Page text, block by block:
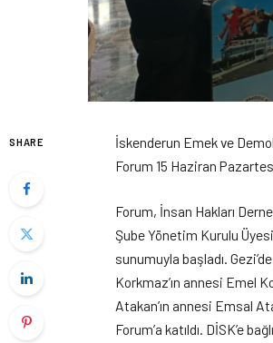
SHARE
İskenderun Emek ve
Forum 15 Haziran
Forum, İnsan Hakları
Şube Yönetim Kurulu Üyesi
sunumuyla başladı.
Korkmaz’ın annesi Emel
Atakan’ın annesi Emsal
Forum’a katıldı. DİSK’e